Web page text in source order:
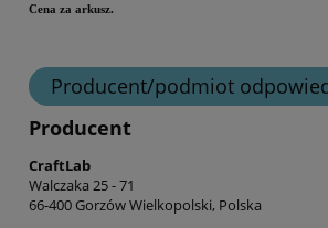
Cena za arkusz.
Producent/podmiot
Producent
CraftLab
Walczaka 25 - 71
66-400 Gorzów Wielkopolski, Polska